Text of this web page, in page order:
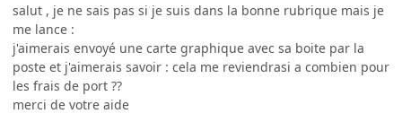
salut , je ne sais pas si je suis dans la bonne rubrique mais je
me lance :
j'aimerais envoyé une carte graphique avec sa boite par la
poste et j'aimerais savoir : cela me reviendrasi a combien pour
les frais de port ??
merci de votre aide